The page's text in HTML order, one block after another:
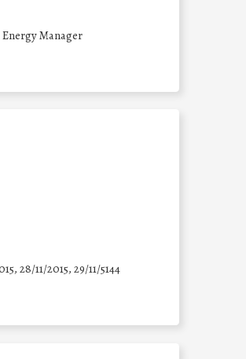
Energy Manager
28/11/2015, 29/11/5144